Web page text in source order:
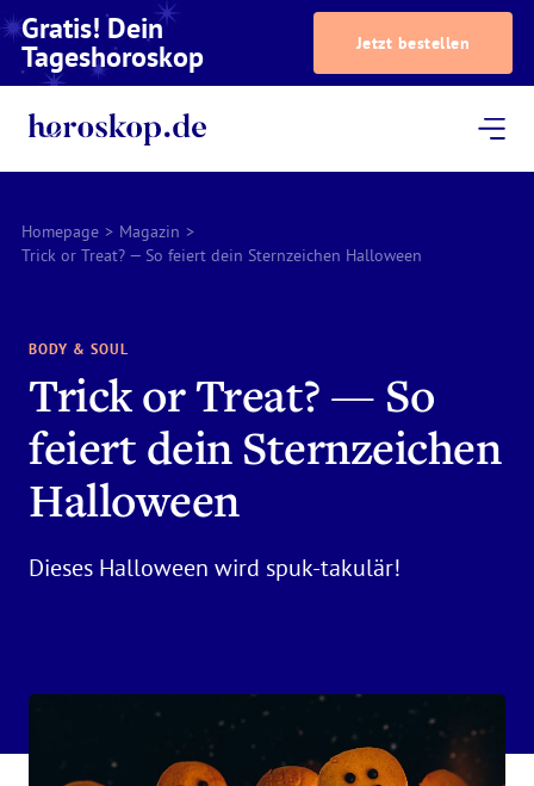
Gratis! Dein
Tageshoroskop Jetzt bestellen
Homepage > Magazin >
Trick or Treat? — So feiert dein Sternzeichen Halloween
BODY & SOUL
Trick or Treat? — So
feiert dein Sternzeichen
Halloween
Dieses Halloween wird spuk-takulär!